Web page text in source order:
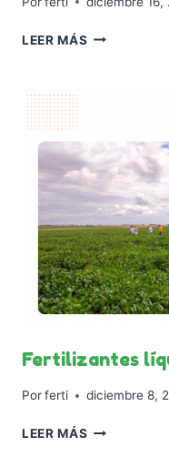
LEER MÁS
Fertilizantes
Porferti diciembre 8,
LEER MÁS